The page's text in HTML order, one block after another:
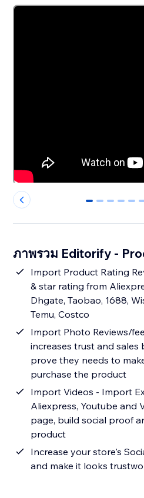
0 1 2 3 4 5
ภาพรวม Editorify ‑
Import Product Rating
& star rating from
Dhgate, Taobao, 1688,
Temu, Costco
Import Photo Reviews/
increases trust and
prove they needs to
purchase the product
Import Videos - Import
Aliexpress, Youtube and
page, build social proof
product
Increase your store's
and make it looks